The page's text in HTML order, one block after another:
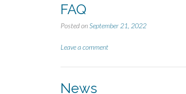
FAQ
Posted onSeptember 21, 2022
Leave a comment
News